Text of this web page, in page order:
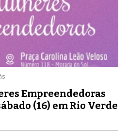
Empreendedoras
(16) em Rio Verde